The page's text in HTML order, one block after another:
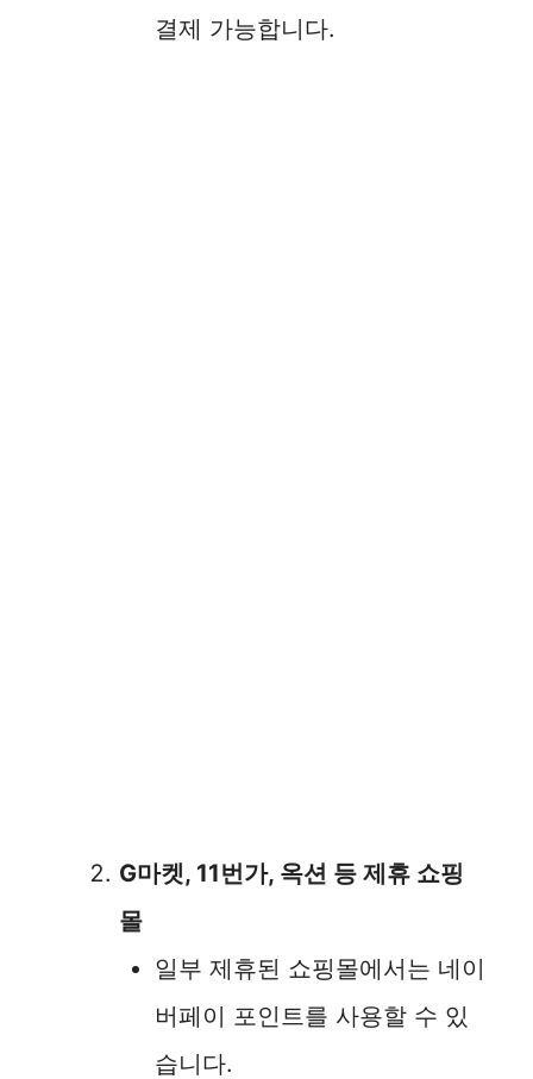
결제 가능합니다.
G마켓, 11번가, 옥션 등 제휴 쇼핑
몰
일부 제휴된 쇼핑몰에서는 네이
버페이 포인트를 사용할 수 있
습니다.